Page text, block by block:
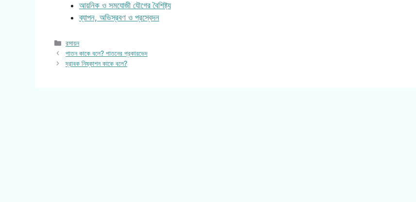
আয়নিক ও সমযোজী যৌগের বৈশিষ্ট্য
ব্যাপন, অভিস্রবণ ও প্রস্বেদন
Categories
রসায়ন
পাতন কাকে বলে? পাতনের প্রকারভেদ
দ্রাবক নিষ্কাশন কাকে বলে?